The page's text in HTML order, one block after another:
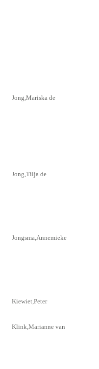
Jong,Mariska de
Jong,Tilja de
Jongsma,Annemieke
Kiewiet,Peter
Klink,Marianne van